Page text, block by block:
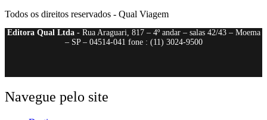
Todos os direitos reservados - Qual Viagem
Editora Qual Ltda- Rua Araguari, 817 – 4º andar – salas 42/43 – Moema
– SP – 04514-041 fone : (11) 3024-9500
Navegue pelo site